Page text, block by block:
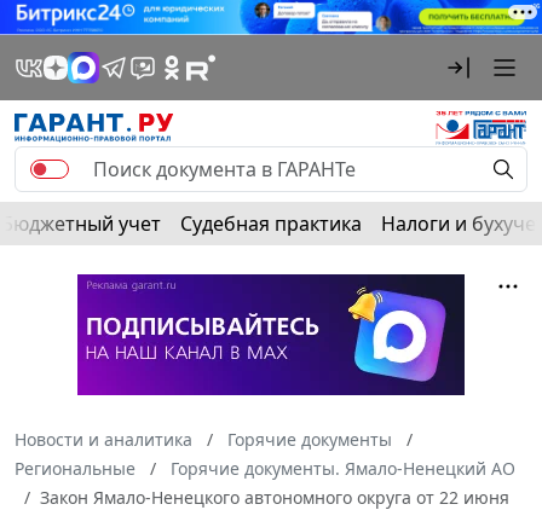
Бюджетный учет Судебная практика Налоги и
Новости и аналитика
Горячие документы
Региональные
Горячие документы. Ямало-Ненецкий АО
Закон Ямало-Ненецкого автономного округа от 22 июня